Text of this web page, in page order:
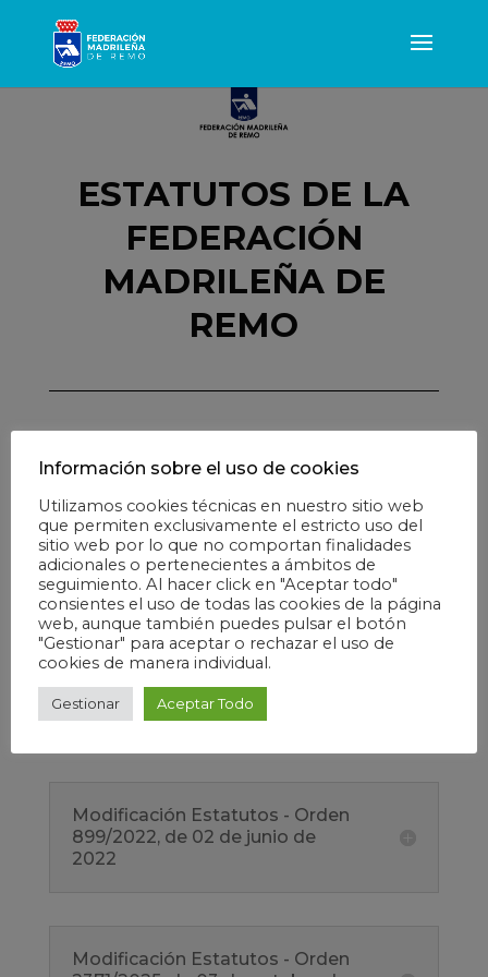
ESTATUTOS DE LA
FEDERACIÓN
MADRILEÑA DE
REMO
Estatutos - FMR
Modificación Estatutos - Orden
93/2016 - 22 de marzo 2016
Modificación Estatutos - Orden
408/2020 - 25 de agosto 2020
Modificación Estatutos - Orden
899/2022, de 02 de junio de
2022
Modificación Estatutos - Orden
Información sobre el uso de cookies
Utilizamos cookies técnicas en nuestro sitio web
que permiten exclusivamente el estricto uso del
sitio web por lo que no comportan finalidades
adicionales o pertenecientes a ámbitos de
seguimiento. Al hacer click en "Aceptar todo"
consientes el uso de todas las cookies de la página
web, aunque también puedes pulsar el botón
"Gestionar" para aceptar o rechazar el uso de
cookies de manera individual.
Gestionar Aceptar Todo